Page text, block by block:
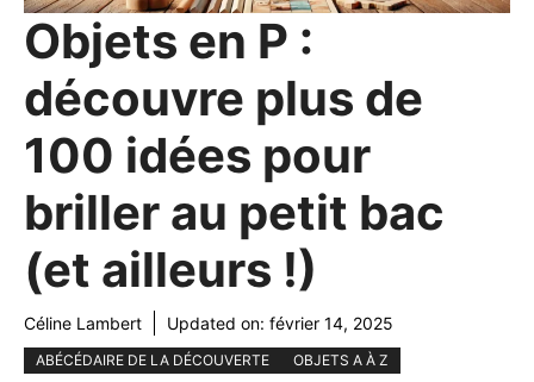
Objets en P :
découvre plus de
100 idées pour
briller au petit bac
(et ailleurs !)
Céline Lambert Updated on: février 14, 2025
ABÉCÉDAIRE DE LA DÉCOUVERTE OBJETS A À Z